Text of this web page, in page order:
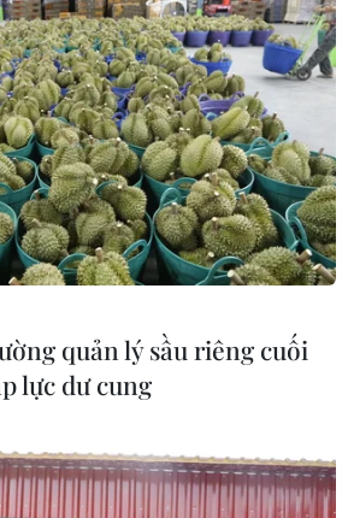
thổi phồng
gia Trung Quốc vừa cho biết,
tháng 10 vừa qua tăng 3,8% so
cao hơn mức tăng 3% của
quản lý sầu riêng cuối
lực dư cung